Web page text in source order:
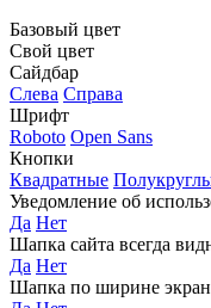
Базовый цвет
Свой цвет
Сайдбар
Слева Справа
Шрифт
Roboto Open Sans
Кнопки
Квадратные
Уведомление об
Да Нет
Шапка сайта всегда
Да Нет
Шапка по ширине